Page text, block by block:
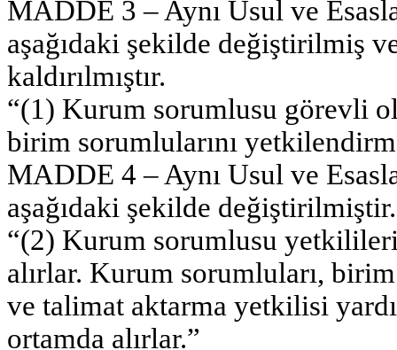
MADDE 3 – Aynı Usul ve
aşağıdaki şekilde değiştirilmiş
kaldırılmıştır.
“(1) Kurum sorumlusu görevli
birim sorumlularını
MADDE 4 – Aynı Usul ve
aşağıdaki şekilde değiştirilmiştir.
“(2) Kurum sorumlusu
alırlar. Kurum sorumluları,
ve talimat aktarma yetkilisi
ortamda alırlar.”